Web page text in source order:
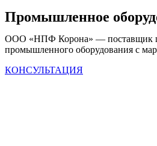
Промышленное
ООО «НПФ Корона» — поставщик
промышленного оборудования с
КОНСУЛЬТАЦИЯ